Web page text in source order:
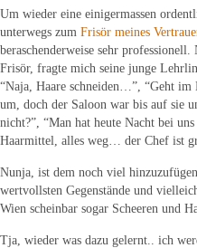
Um wieder eine einigermassen
unterwegs zum Frisör meines
beraschenderweise sehr
Frisör, fragte mich seine junge
“Naja, Haare schneiden…”, “Geht
um, doch der Saloon war bis auf sie
nicht?”, “Man hat heute Nacht bei
Haarmittel, alles weg… der Chef ist
Nunja, ist dem noch viel
wertvollsten Gegenstände und
Wien scheinbar sogar Scheeren und
Tja, wieder was dazu gelernt.. ich